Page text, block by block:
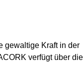
gewaltige Kraft in der
verfügt über die